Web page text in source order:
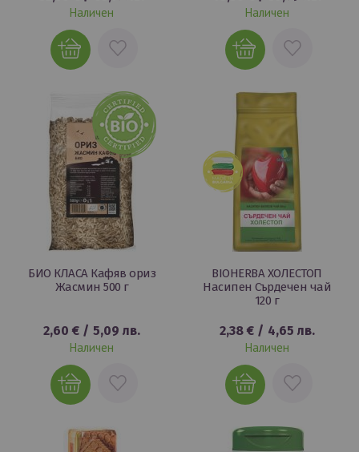
Наличен
ДОБАВИ
ЛЮБИМИ
Наличен
ДОБАВИ
ЛЮБИМИ
БИО КЛАСА Кафяв ориз
Жасмин 500 г
2,60 € / 5,09 лв.
Наличен
ДОБАВИ
ЛЮБИМИ
BIOHERBA ХОЛЕСТОП
Насипен Сърдечен чай
120 г
2,38 €/ 4,65 лв.
Наличен
ДОБАВИ
ЛЮБИМИ